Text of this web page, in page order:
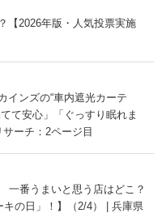
【2026年版・人気投票実施
インズの“車内遮光カーテ
て安心」「ぐっすり眠れま
ーチ：2ページ目
番うまいと思う店はどこ？
キの日」！】（2/4） | 兵庫県